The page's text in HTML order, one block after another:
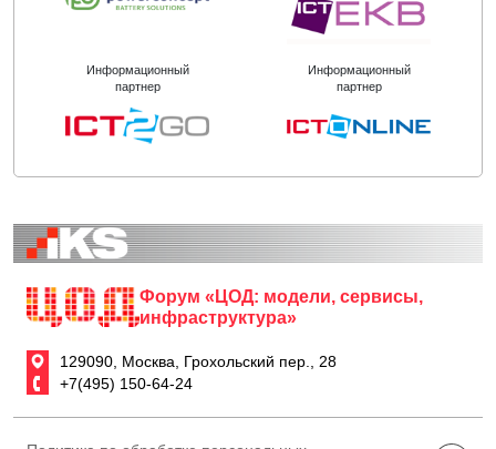
Информационный
партнер
Информационный
партнер
Форум «ЦОД: модели, сервисы,
инфраструктура»
129090, Москва, Грохольский пер., 28
+7(495) 150-64-24